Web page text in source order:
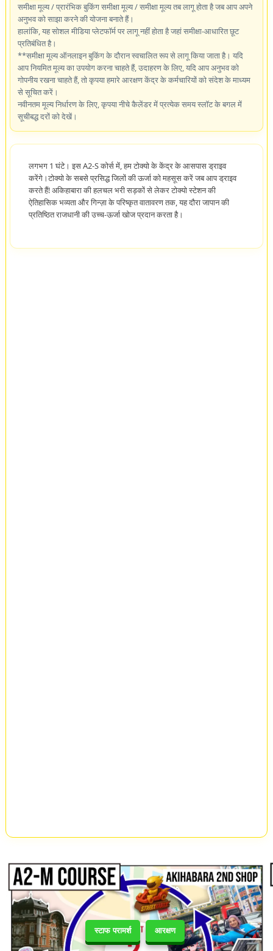
स्टाफ परामर्श आरक्षण
समीक्षा मूल्य / प्रारंभिक बुकिंग समीक्षा मूल्य / समीक्षा मूल्य तब लागू होता है जब आप अपने
अनुभव को साझा करने की योजना बनाते हैं।
हालांकि, यह सोशल मीडिया प्लेटफॉर्म पर लागू नहीं होता है जहां समीक्षा-आधारित छूट
प्रतिबंधित है।
**समीक्षा मूल्य ऑनलाइन बुकिंग के दौरान स्वचालित रूप से लागू किया जाता है। यदि
आप नियमित मूल्य का उपयोग करना चाहते हैं, उदाहरण के लिए, यदि आप अनुभव को
गोपनीय रखना चाहते हैं, तो कृपया हमारे आरक्षण केंद्र के कर्मचारियों को संदेश के माध्यम
से सूचित करें।
नवीनतम मूल्य निर्धारण के लिए, कृपया नीचे कैलेंडर में प्रत्येक समय स्लॉट के बगल में
सूचीबद्ध दरों को देखें।
लगभग 1 घंटे। इस A2-S कोर्स में, हम टोक्यो के केंद्र के आसपास ड्राइव
करेंगे।टोक्यो के सबसे प्रसिद्ध जिलों की ऊर्जा को महसूस करें जब आप ड्राइव
करते हैं! अकिहाबारा की हलचल भरी सड़कों से लेकर टोक्यो स्टेशन की
ऐतिहासिक भव्यता और गिन्ज़ा के परिष्कृत वातावरण तक, यह दौरा जापान की
प्रतिष्ठित राजधानी की उच्च-ऊर्जा खोज प्रदान करता है।